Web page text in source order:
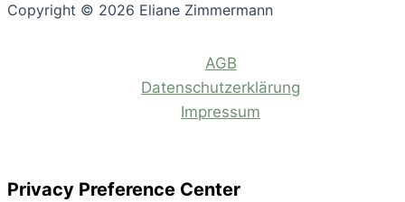
Copyright © 2026 Eliane Zimmermann
AGB
Datenschutzerklärung
Impressum
Privacy Preference Center